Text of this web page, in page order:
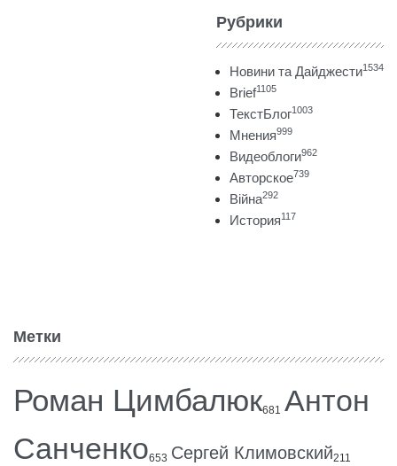
Рубрики
Новини та Дайджести1534
Brief1105
ТекстБлог1003
Мнения999
Видеоблоги962
Авторское739
Війна292
История117
Метки
Роман Цимбалюк681 Антон
Санченко653 Сергей Климовский211